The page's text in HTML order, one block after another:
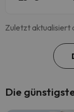
Zuletzt aktualisiert
Die